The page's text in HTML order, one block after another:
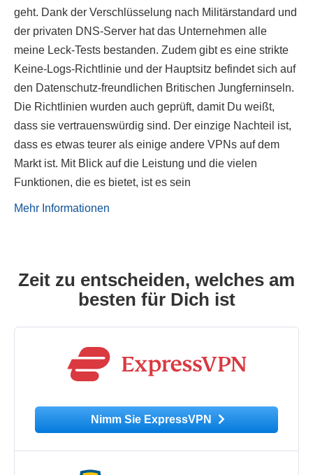
geht. Dank der Verschlüsselung nach Militärstandard und
der privaten DNS-Server hat das Unternehmen alle
meine Leck-Tests bestanden. Zudem gibt es eine strikte
Keine-Logs-Richtlinie und der Hauptsitz befindet sich auf
den Datenschutz-freundlichen Britischen Jungferninseln.
Die Richtlinien wurden auch geprüft, damit Du weißt,
dass sie vertrauenswürdig sind. Der einzige Nachteil ist,
dass es etwas teurer als einige andere VPNs auf dem
Markt ist. Mit Blick auf die Leistung und die vielen
Funktionen, die es bietet, ist es sein
Mehr Informationen
Zeit zu entscheiden, welches am
besten für Dich ist
Nimm Sie ExpressVPN